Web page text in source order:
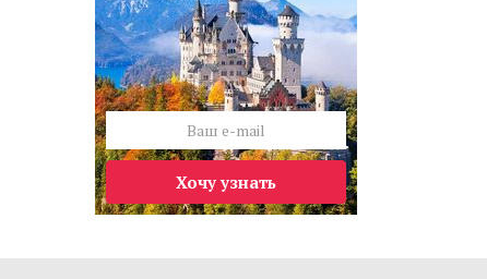
Хочу узнать